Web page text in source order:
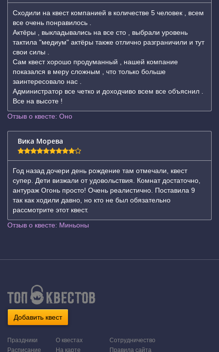
Сходили на квест компанией в количестве 5 человек , всем
все очень понравилось .
Актёры , выкладывались на все сто , выбрали уровень
тактила "медиум" актёры также отлично разграничили и тут
свои силы .
Сам квест хорошо продуманный , нашей компание
показался в меру сложным , что только больше
заинтересовало нас .
Администратор все четко и доходчиво всем все объяснил .
Все на высоте !
Отзыв о квесте: Оно
Вика Морева
Год назад дочери день рождение там отмечали, квест
супер. Дети визжали от удовольствия. Комнат достаточно,
антураж Огонь просто! Очень реалистично. Поставила 9
так как ходили давно, но кто не был обязательно
рассмотрите этот квест.
Отзыв о квесте: Миньоны
Добавить квест
Праздники
Расписание
О квестах
На карте
Сотрудничество
Правила сайта